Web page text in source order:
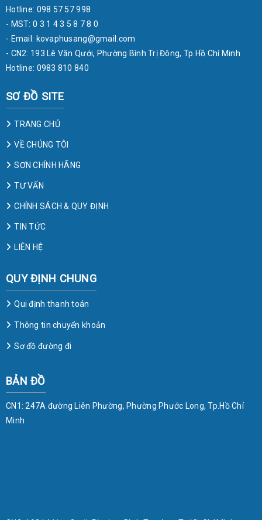
Hotline: 098 57 57 998
- MST: 0 3 1 4 3 5 8 7 8 0
- Email: kovaphusang@gmail.com
- CN2: 193 Lê Văn Qưới, Phường Bình Trị Đông, Tp.Hồ Chí Minh
Hotline: 0983 810 840
SƠ ĐỒ SITE
TRANG CHỦ
VỀ CHÚNG TÔI
SƠN CHÍNH HÃNG
TƯ VẤN
CHÍNH SÁCH & QUY ĐỊNH
TIN TỨC
LIÊN HỆ
QUY ĐỊNH CHUNG
Qui định thanh toán
Thông tin chuyển khoản
Sơ đồ đường đi
BẢN ĐỒ
CN1: 247A đường Liên Phường, Phường Phước Long, Tp.Hồ Chí
Minh